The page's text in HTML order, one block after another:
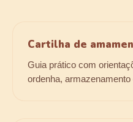
Cartilha de
Guia prático com
ordenha,